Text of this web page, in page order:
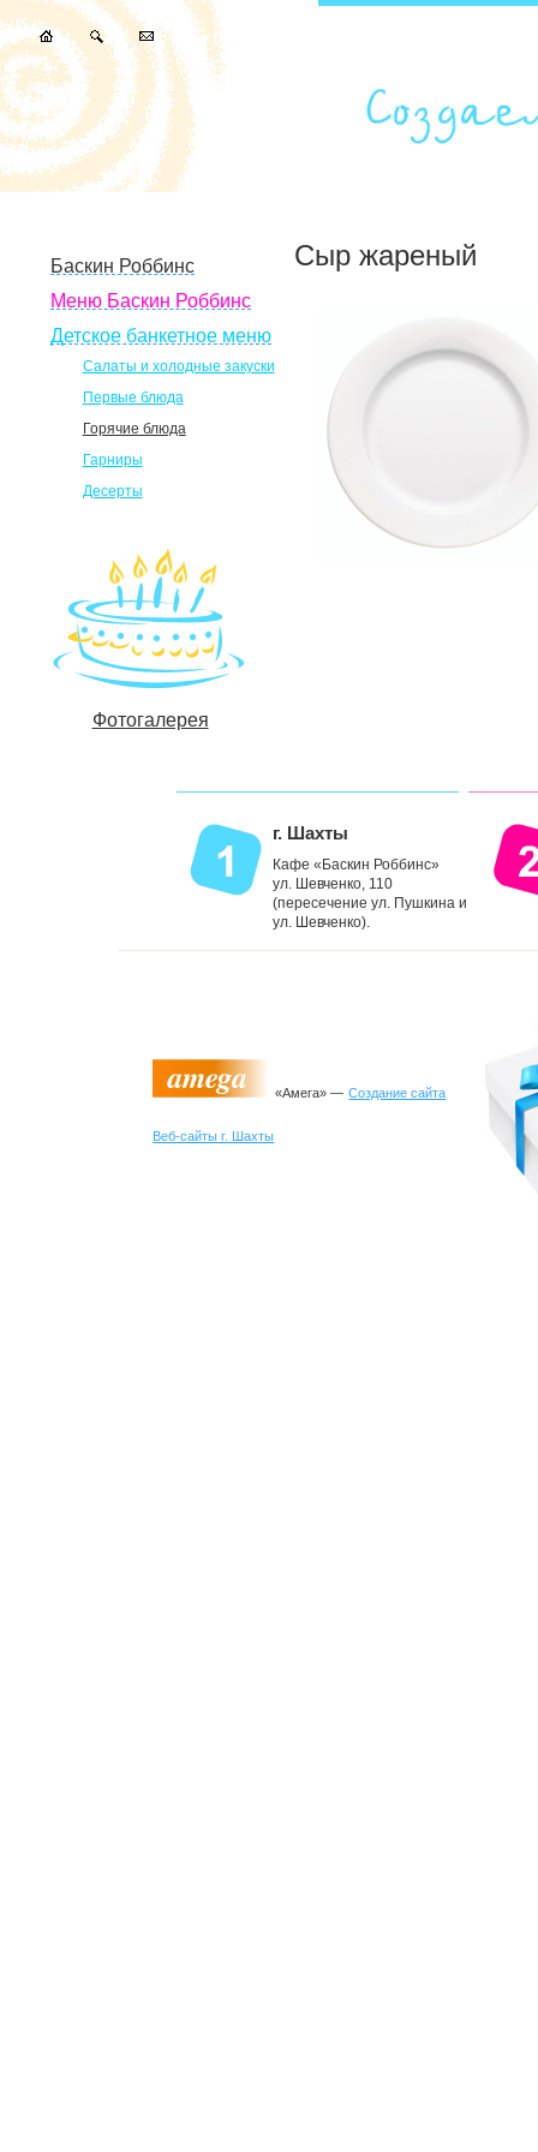
Баскин Роббинс
Меню Баскин Роббинс
Детское банкетное меню
Салаты и холодные закуски
Первые блюда
Горячие блюда
Гарниры
Десерты
Фотогалерея
Сыр жареный
г. Шахты
Кафе «Баскин Роббинс»
ул. Шевченко, 110
(пересечение ул. Пушкина и
ул. Шевченко).
«Амега» — Создание сайта
Веб-сайты г. Шахты